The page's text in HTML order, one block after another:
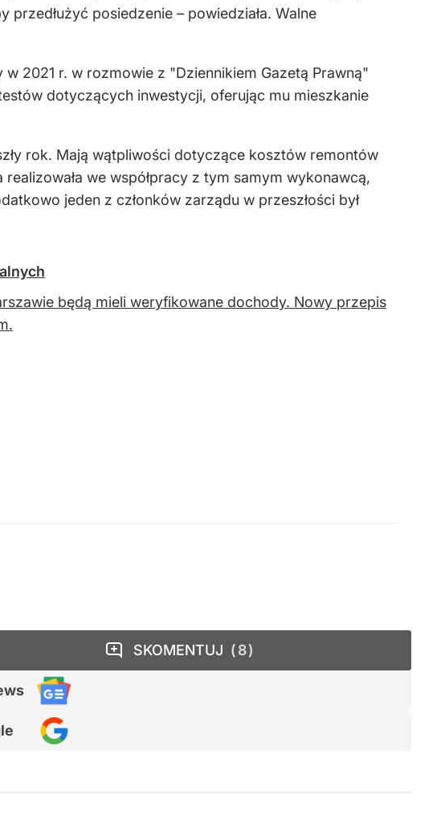
przedłużyć posiedzenie – powiedziała. Walne
2021 r. w rozmowie z "Dziennikiem Gazetą Prawną"
dotyczących inwestycji, oferując mu mieszkanie
rok. Mają wątpliwości dotyczące kosztów remontów
we współpracy z tym samym wykonawcą,
jeden z członków zarządu w przeszłości był
będą mieli weryfikowane dochody. Nowy przepis
SKOMENTUJ 8